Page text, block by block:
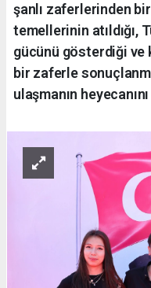
şanlı zaferlerinden
temellerinin atıldığı,
gücünü gösterdiği ve
bir zaferle
ulaşmanın